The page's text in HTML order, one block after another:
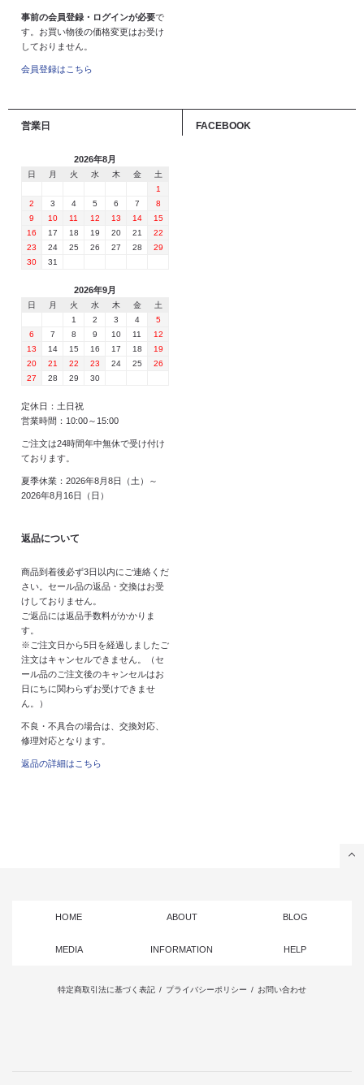
事前の会員登録・ログインが必要で
す。お買い物後の価格変更はお受け
しておりません。
会員登録はこちら
営業日
2026年8月
日 月 火 水 木 金
土
1
2
3 4 5 6 7
8
9
10 11 12 13 14
15
16
17 18 19 20 21
22
23
24 25 26 27 28
29
30
31
2026年9月
日 月 火 水 木 金
土
1
2 3 4
5
6
7 8 9 10 11
12
13
14 15 16 17 18
19
20
21 22 23 24 25
26
27
28 29 30
定休日：土日祝
営業時間：10:00～15:00
ご注文は24時間年中無休で受け付け
ております。
夏季休業：2026年8月8日（土）～
2026年8月16日（日）
返品について
商品到着後必ず3日以内にご連絡くだ
さい。セール品の返品・交換はお受
けしておりません。
ご返品には返品手数料がかかりま
す。
※ご注文日から5日を経過しましたご
注文はキャンセルできません。（セ
ール品のご注文後のキャンセルはお
日にちに関わらずお受けできませ
ん。）
不良・不具合の場合は、交換対応、
修理対応となります。
返品の詳細はこちら
FACEBOOK
HOME ABOUT BLOG
MEDIA INFORMATION HELP
特定商取引法に基づく表記 / プライバシーポリシー / お問い合わせ